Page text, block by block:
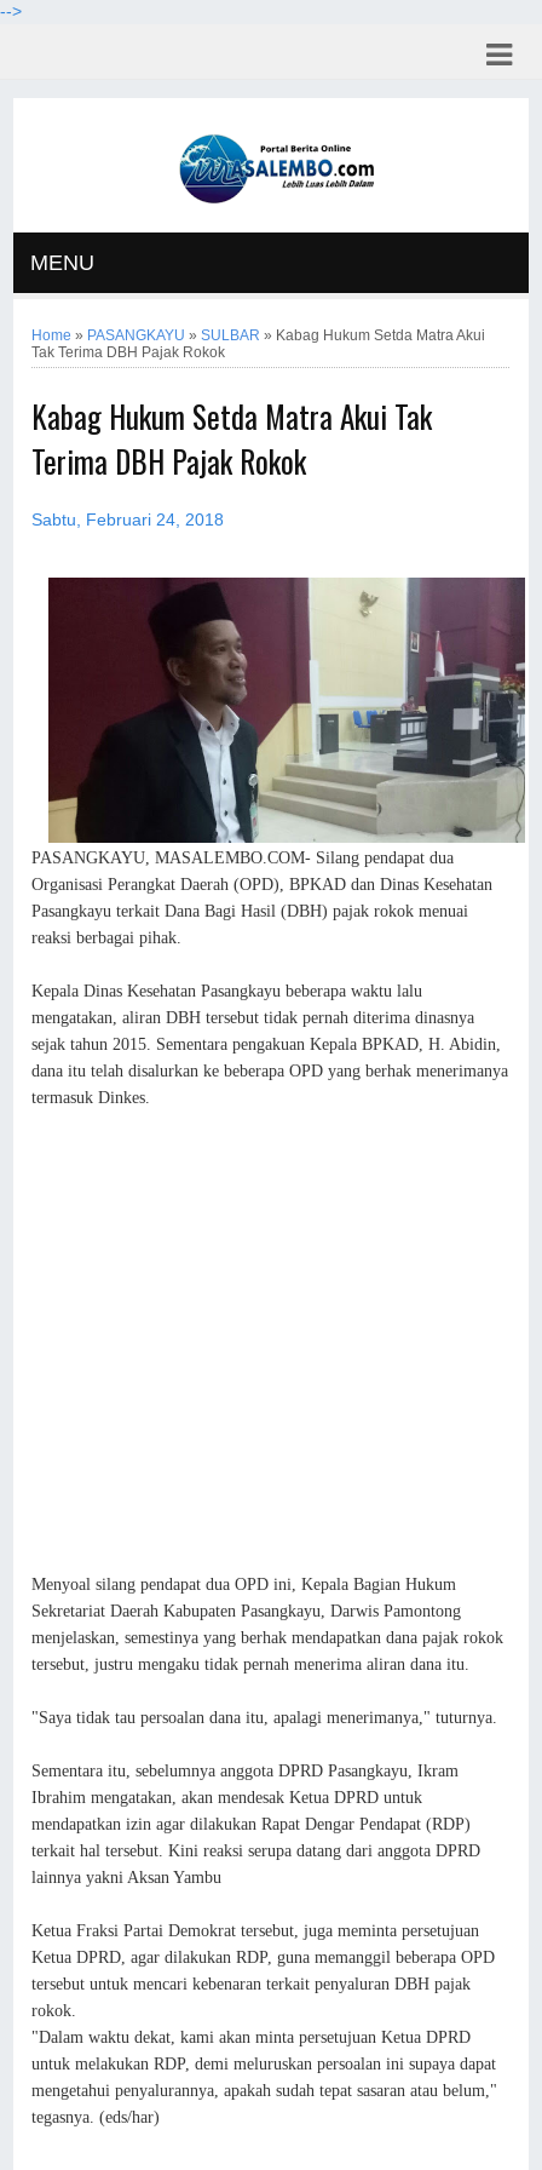
-->
MENU
Home » PASANGKAYU »SULBAR » Kabag Hukum Setda Matra Akui
Tak Terima DBH Pajak Rokok
Kabag Hukum Setda Matra Akui Tak
Terima DBH Pajak Rokok
Sabtu, Februari 24, 2018
PASANGKAYU, MASALEMBO.COM- Silang pendapat dua
Organisasi Perangkat Daerah (OPD), BPKAD dan Dinas Kesehatan
Pasangkayu terkait Dana Bagi Hasil (DBH) pajak rokok menuai
reaksi berbagai pihak.
Kepala Dinas Kesehatan Pasangkayu beberapa waktu lalu
mengatakan, aliran DBH tersebut tidak pernah diterima dinasnya
sejak tahun 2015. Sementara pengakuan Kepala BPKAD, H. Abidin,
dana itu telah disalurkan ke beberapa OPD yang berhak menerimanya
termasuk Dinkes.
Menyoal silang pendapat dua OPD ini, Kepala Bagian Hukum
Sekretariat Daerah Kabupaten Pasangkayu, Darwis Pamontong
menjelaskan, semestinya yang berhak mendapatkan dana pajak rokok
tersebut, justru mengaku tidak pernah menerima aliran dana itu.
"Saya tidak tau persoalan dana itu, apalagi menerimanya," tuturnya.
Sementara itu, sebelumnya anggota DPRD Pasangkayu, Ikram
Ibrahim mengatakan, akan mendesak Ketua DPRD untuk
mendapatkan izin agar dilakukan Rapat Dengar Pendapat (RDP)
terkait hal tersebut. Kini reaksi serupa datang dari anggota DPRD
lainnya yakni Aksan Yambu
Ketua Fraksi Partai Demokrat tersebut, juga meminta persetujuan
Ketua DPRD, agar dilakukan RDP, guna memanggil beberapa OPD
tersebut untuk mencari kebenaran terkait penyaluran DBH pajak
rokok.
"Dalam waktu dekat, kami akan minta persetujuan Ketua DPRD
untuk melakukan RDP, demi meluruskan persoalan ini supaya dapat
mengetahui penyalurannya, apakah sudah tepat sasaran atau belum,"
tegasnya. (eds/har)